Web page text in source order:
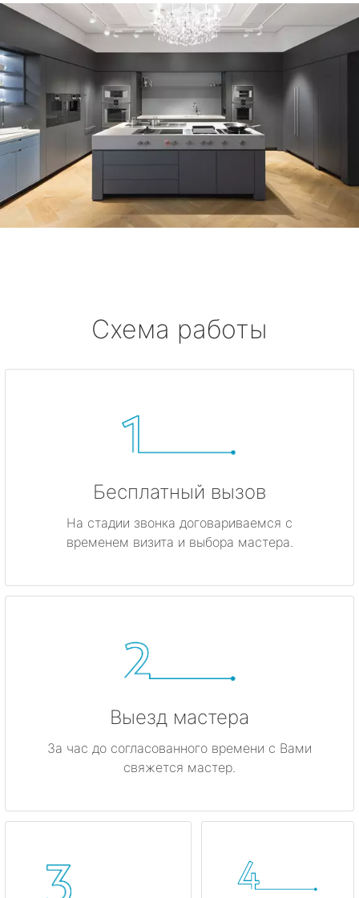
Схема работы
Бесплатный вызов
На стадии звонка договариваемся с
временем визита и выбора мастера.
Выезд мастера
За час до согласованного времени с Вами
свяжется мастер.